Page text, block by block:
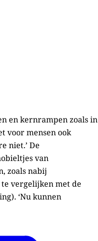
en kernrampen zoals in
voor mensen ook
niet.’ De
van
zoals nabij
vergelijken met de
‘Nu kunnen